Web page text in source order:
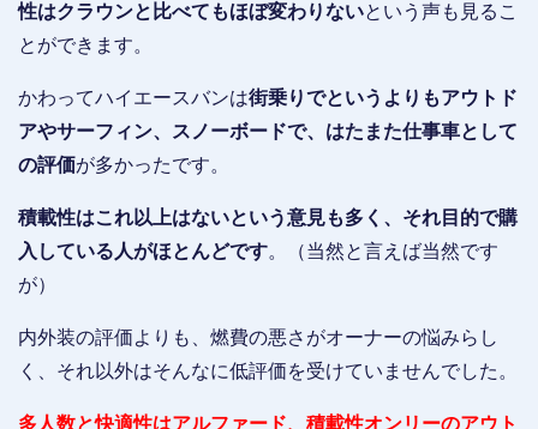
性はクラウンと比べてもほぼ変わりないという声も見るこ
とができます。
かわってハイエースバンは街乗りでというよりもアウトド
アやサーフィン、スノーボードで、はたまた仕事車として
の評価が多かったです。
積載性はこれ以上はないという意見も多く、それ目的で購
入している人がほとんどです。（当然と言えば当然です
が）
内外装の評価よりも、燃費の悪さがオーナーの悩みらし
く、それ以外はそんなに低評価を受けていませんでした。
多人数と快適性はアルファード、積載性オンリーのアウト